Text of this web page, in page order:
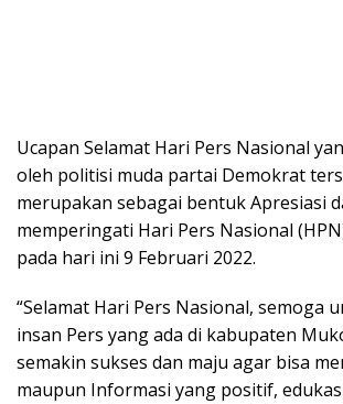
Ucapan Selamat Hari Pers Nasional
oleh politisi muda partai Demokrat
merupakan sebagai bentuk Apresiasi
memperingati Hari Pers Nasional
pada hari ini 9 Februari 2022.
“Selamat Hari Pers Nasional, semoga
insan Pers yang ada di kabupaten
semakin sukses dan maju agar bisa
maupun Informasi yang positif,